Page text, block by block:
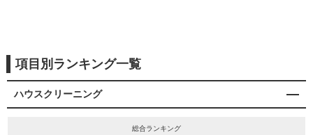
項目別ランキング一覧
ハウスクリーニング
総合ランキング